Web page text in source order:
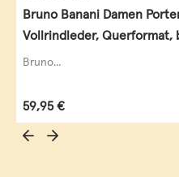
Bruno Banani Damen
Vollrindleder, Querformat,
Bruno...
Regulärer Preis:
59,95 €